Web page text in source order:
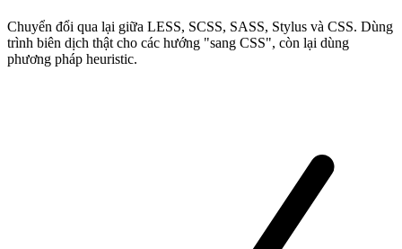
Chuyển đổi qua lại giữa LESS, SCSS, SASS, Stylus và CSS. Dùng
trình biên dịch thật cho các hướng "sang CSS", còn lại dùng
phương pháp heuristic.